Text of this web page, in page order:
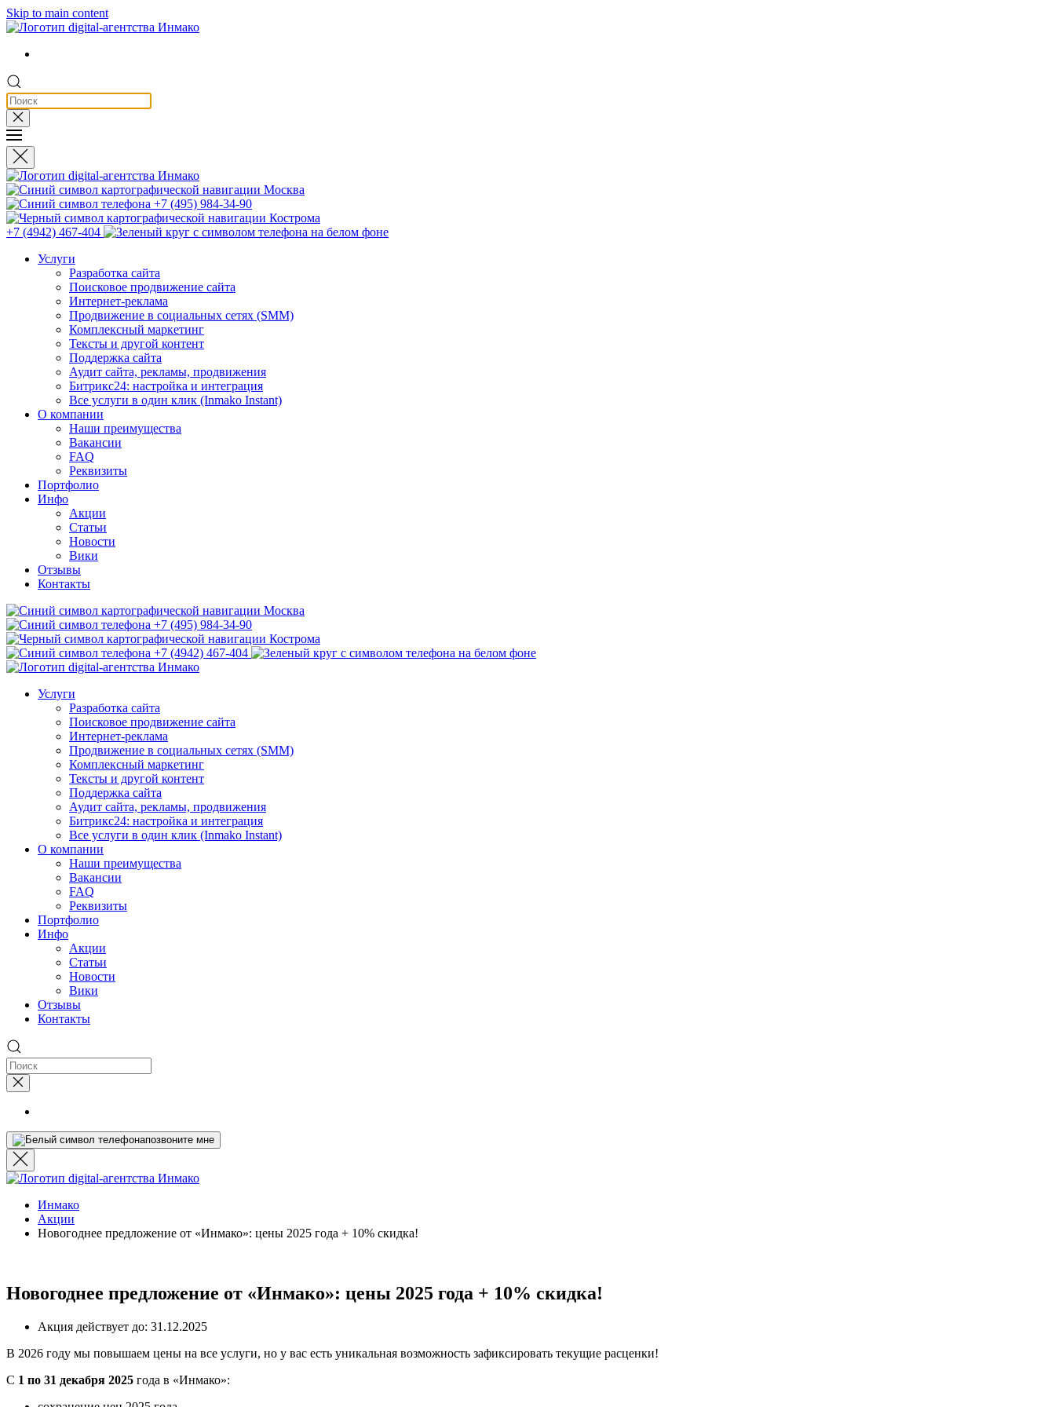
Skip to main content
Москва
+7 (495) 984-34-90
Кострома
+7 (4942) 467-404
Услуги
Разработка сайта
Поисковое продвижение сайта
Интернет-реклама
Продвижение в социальных сетях (SMM)
Комплексный маркетинг
Тексты и другой контент
Поддержка сайта
Аудит сайта, рекламы, продвижения
Битрикс24: настройка и интеграция
Все услуги в один клик (Inmako Instant)
О компании
Наши преимущества
Вакансии
FAQ
Реквизиты
Портфолио
Инфо
Акции
Статьи
Новости
Вики
Отзывы
Контакты
Москва
+7 (495) 984-34-90
Кострома
+7 (4942) 467-404
Услуги
Разработка сайта
Поисковое продвижение сайта
Интернет-реклама
Продвижение в социальных сетях (SMM)
Комплексный маркетинг
Тексты и другой контент
Поддержка сайта
Аудит сайта, рекламы, продвижения
Битрикс24: настройка и интеграция
Все услуги в один клик (Inmako Instant)
О компании
Наши преимущества
Вакансии
FAQ
Реквизиты
Портфолио
Инфо
Акции
Статьи
Новости
Вики
Отзывы
Контакты
позвоните мне
Инмако
Акции
Новогоднее предложение от «Инмако»: цены 2025 года + 10% скидка!
Новогоднее предложение от «Инмако»: цены 2025 года + 10% скидка!
Акция действует до: 31.12.2025
В 2026 году мы повышаем цены на все услуги, но у вас есть уникальная возможность зафиксировать текущие расценки!
С 1 по 31 декабря 2025 года в «Инмако»: